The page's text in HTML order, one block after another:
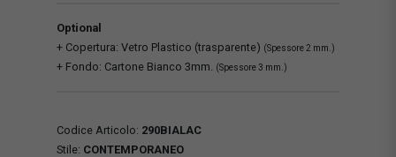
Optional
+ Copertura: Vetro Plastico (trasparente) (Spessore 2 mm.)
+ Fondo: Cartone Bianco 3mm. (Spessore 3 mm.)
Codice Articolo: 290BIALAC
Stile: CONTEMPORANEO